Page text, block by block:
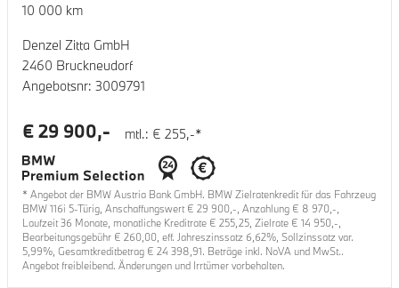
10 000 km
Denzel Zitta GmbH
2460 Bruckneudorf
Angebotsnr: 3009791
mtl.: € 255,-*
€ 29 900,-
* Angebot der BMW Austria Bank GmbH. BMW Zielratenkredit für das Fahrzeug
BMW 116i 5-Türig , Anschaffungswert € 29 900 ,-, Anzahlung € 8 970 ,-,
Laufzeit36 Monate, monatliche Kreditrate € 255,25 , Zielrate € 14 950 ,-,
Bearbeitungsgebühr € 260,00 , eff. Jahreszinssatz 6,62%, Sollzinssatz var.
5,99%, Gesamtkreditbetrag € 24 398,91. Beträge inkl. NoVA und MwSt..
Angebot freibleibend. Änderungen und Irrtümer vorbehalten.